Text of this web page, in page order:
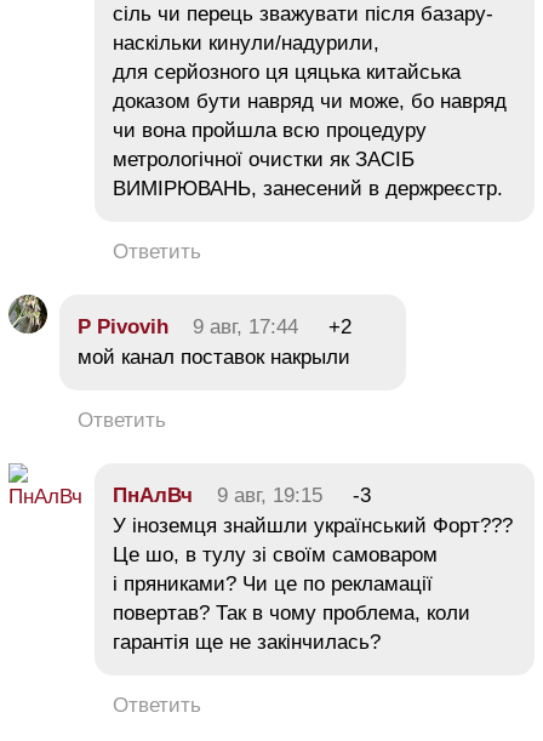
сіль чи перець зважувати після базару-
наскільки кинули/надурили,
для серйозного ця цяцька китайська
доказом бути навряд чи може, бо навряд
чи вона пройшла всю процедуру
метрологічної очистки як ЗАСІБ
ВИМІРЮВАНЬ, занесений в держреєстр.
Ответить
P Pivovih 9 авг, 17:44
+2
мой канал поставок накрыли
Ответить
ПнАлВч 9 авг, 19:15
-3
У іноземця знайшли український Форт???
Це шо, в тулу зі своїм самоваром
і пряниками? Чи це по рекламації
повертав? Так в чому проблема, коли
гарантія ще не закінчилась?
Ответить